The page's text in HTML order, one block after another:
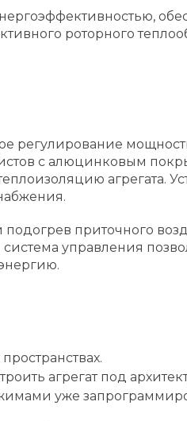
роторного
регулирование
с алюцинковым
агрегата.
приточного
управления
агрегат под
уже